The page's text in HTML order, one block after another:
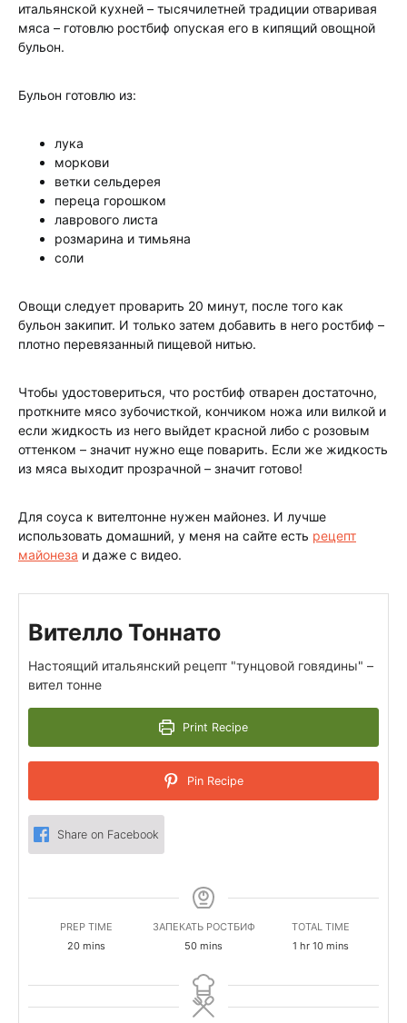
итальянской кухней – тысячилетней традиции отваривая
мяса – готовлю ростбиф опуская его в кипящий овощной
бульон.
Бульон готовлю из:
лука
моркови
ветки сельдерея
переца горошком
лаврового листа
розмарина и тимьяна
соли
Овощи следует проварить 20 минут, после того как
бульон закипит. И только затем добавить в него ростбиф –
плотно перевязанный пищевой нитью.
Чтобы удостовериться, что ростбиф отварен достаточно,
проткните мясо зубочисткой, кончиком ножа или вилкой и
если жидкость из него выйдет красной либо с розовым
оттенком – значит нужно еще поварить. Если же жидкость
из мяса выходит прозрачной – значит готово!
Для соуса к вителтонне нужен майонез. И лучше
использовать домашний, у меня на сайте есть рецепт
майонеза и даже с видео.
Вителло Тоннато
Настоящий итальянский рецепт "тунцовой говядины" –
вител тонне
Print Recipe
Pin Recipe
Share on Facebook
PREP TIME
20minutes
mins
ЗАПЕКАТЬ РОСТБИФ
50minutes
mins
TOTAL TIME
1hour
hr 10minutes
mins